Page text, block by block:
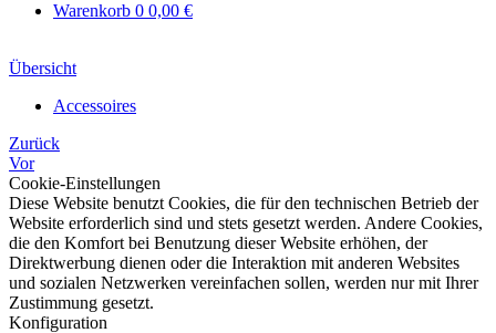
Warenkorb 0 0,00 €
Übersicht
Accessoires
Zurück
Vor
Cookie-Einstellungen
Diese Website benutzt Cookies, die für den technischen Betrieb der
Website erforderlich sind und stets gesetzt werden. Andere Cookies,
die den Komfort bei Benutzung dieser Website erhöhen, der
Direktwerbung dienen oder die Interaktion mit anderen Websites
und sozialen Netzwerken vereinfachen sollen, werden nur mit Ihrer
Zustimmung gesetzt.
Konfiguration